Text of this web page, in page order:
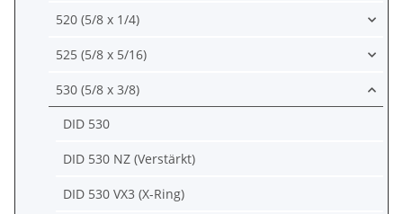
520 (5/8 x 1/4)
525 (5/8 x 5/16)
530 (5/8 x 3/8)
DID 530
DID 530 NZ (Verstärkt)
DID 530 VX3 (X-Ring)